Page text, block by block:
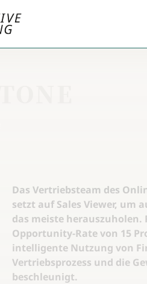
Das Vertriebsteam des
setzt auf Sales Viewer, um
das meiste herauszuholen.
Opportunity-Rate von 15
intelligente Nutzung von
Vertriebsprozess und die
beschleunigt.